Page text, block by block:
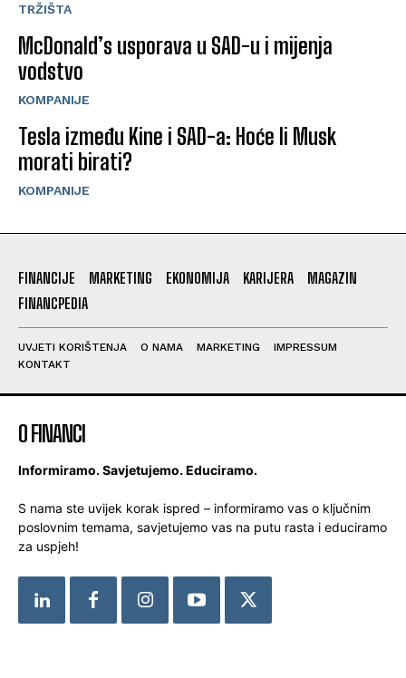
TRŽIŠTA
McDonald’s usporava u SAD-u i mijenja
vodstvo
KOMPANIJE
Tesla između Kine i SAD-a: Hoće li Musk
morati birati?
KOMPANIJE
FINANCIJE MARKETING EKONOMIJA KARIJERA
MAGAZIN
FINANCPEDIA
UVJETI KORIŠTENJA O NAMA MARKETING
IMPRESSUM
KONTAKT
O FINANCI
Informiramo. Savjetujemo. Educiramo.
S nama ste uvijek korak ispred – informiramo vas o ključnim
poslovnim temama, savjetujemo vas na putu rasta i educiramo
za uspjeh!